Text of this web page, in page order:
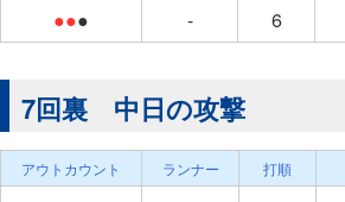
●●● - 6
7回裏 中日の攻撃
アウトカウント ランナー 打順